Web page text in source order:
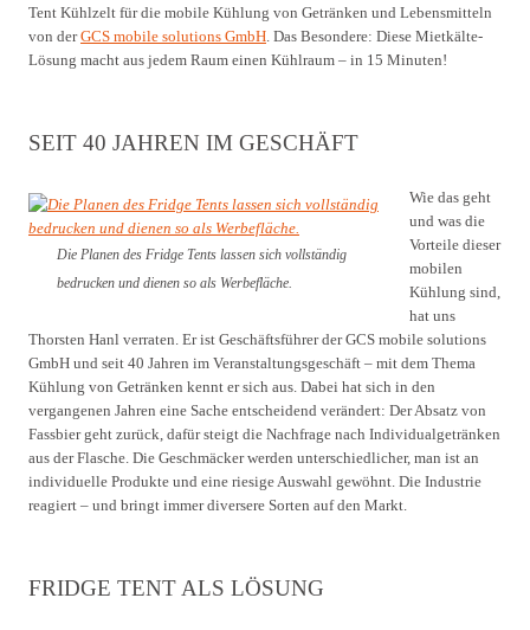
Tent Kühlzelt für die mobile Kühlung von Getränken und Lebensmitteln
von derGCS mobile solutions GmbH. Das Besondere: Diese Mietkälte-
Lösung macht aus jedem Raum einen Kühlraum – in 15 Minuten!
SEIT 40 JAHREN IM GESCHÄFT
Die Planen des Fridge Tents lassen sich vollständig
bedrucken und dienen so als Werbefläche.
Wie das geht
und was die
Vorteile dieser
mobilen
Kühlung sind,
hat uns
Thorsten Hanl verraten. Er ist Geschäftsführer der GCS mobile solutions
GmbH und seit 40 Jahren im Veranstaltungsgeschäft – mit dem Thema
Kühlung von Getränken kennt er sich aus. Dabei hat sich in den
vergangenen Jahren eine Sache entscheidend verändert: Der Absatz von
Fassbier geht zurück, dafür steigt die Nachfrage nach Individualgetränken
aus der Flasche. Die Geschmäcker werden unterschiedlicher, man ist an
individuelle Produkte und eine riesige Auswahl gewöhnt. Die Industrie
reagiert – und bringt immer diversere Sorten auf den Markt.
FRIDGE TENT ALS LÖSUNG